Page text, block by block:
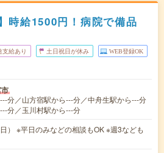
時給1500円！病院で備品
支給あり 土日祝日が休み WEB登録OK
分／山方宿駅から---分／中舟生駅から---分
分／玉川村駅から---分
） ※平日のみなどの相談もOK ※週3なども